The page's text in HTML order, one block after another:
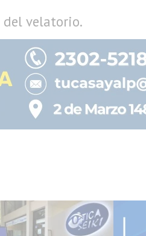
del velatorio.